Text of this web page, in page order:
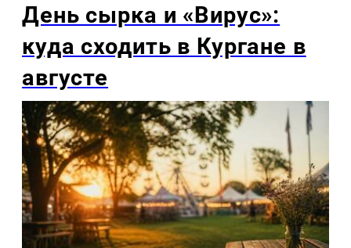
День сырка и «Вирус»:
куда сходить в Кургане в
августе